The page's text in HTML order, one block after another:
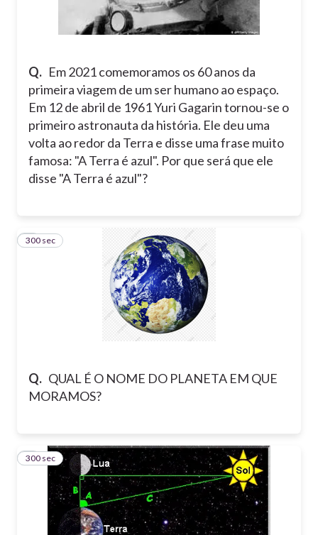
Q. Em 2021 comemoramos os 60 anos da
primeira viagem de um ser humano ao espaço.
Em 12 de abril de 1961 Yuri Gagarin tornou-se o
primeiro astronauta da história. Ele deu uma
volta ao redor da Terra e disse uma frase muito
famosa: "A Terra é azul". Por que será que ele
disse "A Terra é azul"?
Q. QUAL É O NOME DO PLANETA EM QUE
MORAMOS?
4
300 sec
5
300 sec